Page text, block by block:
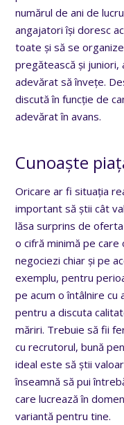
numărul de ani de
angajatori își doresc
toate și să se
pregătească și juniori,
adevărat să învețe.
discută în funcție de
adevărat în avans.
Cunoaște
Oricare ar fi situația
important să știi cât
lăsa surprins de
o cifră minimă pe care
negociezi chiar și pe
exemplu, pentru
pe acum o întâlnire cu
pentru a discuta
măriri. Trebuie să fii
cu recrutorul, bună
ideal este să știi
înseamnă să pui
care lucrează în
variantă pentru tine.